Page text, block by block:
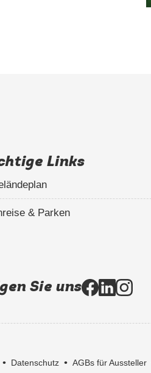
Links
& Parken
Sie uns
• Datenschutz • AGBs für Aussteller